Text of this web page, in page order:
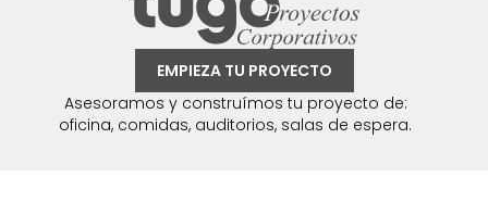
EMPIEZA TU PROYECTO
Asesoramos y construímos tu proyecto de:
oficina, comidas, auditorios, salas de espera.